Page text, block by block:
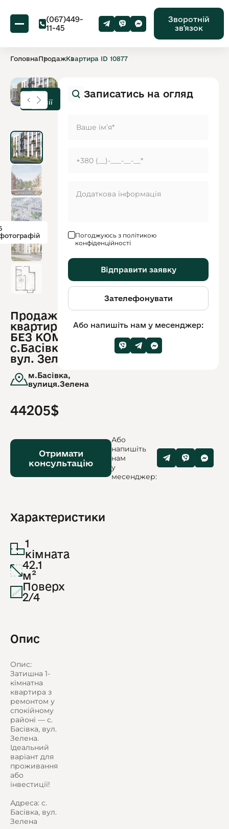
(067)449-
11-45
Зворотній
звʼязок
ГоловнаПродажКвартира ID 10877
Без
Комісії
Продаж
квартири
БЕЗ КОМІСІЇ
с.Басівка,
вул. Зелена
м.Басівка,
вулиця.Зелена
обʼєкту:
44205$
Отримати
консультацію
Або
напишіть
нам
у
месенджер:
Характеристики
1
кімната
42.1
м²
Поверх
2/4
Опис
Опис:
Затишна 1-
кімнатна
квартира з
ремонтом у
спокійному
районі — с.
Басівка, вул.
Зелена.
Ідеальний
варіант для
проживання
або
інвестиції!
Адреса: с.
Басівка, вул.
Зелена
Записатись на огляд
Погоджуюсь з політикою
конфіденційності
Відправити заявку
Зателефонувати
Або напишіть нам у месенджер: